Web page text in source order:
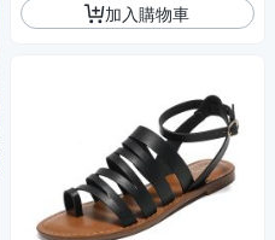
加入購物車